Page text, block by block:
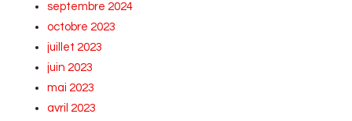
septembre 2024
octobre 2023
juillet 2023
juin 2023
mai 2023
avril 2023